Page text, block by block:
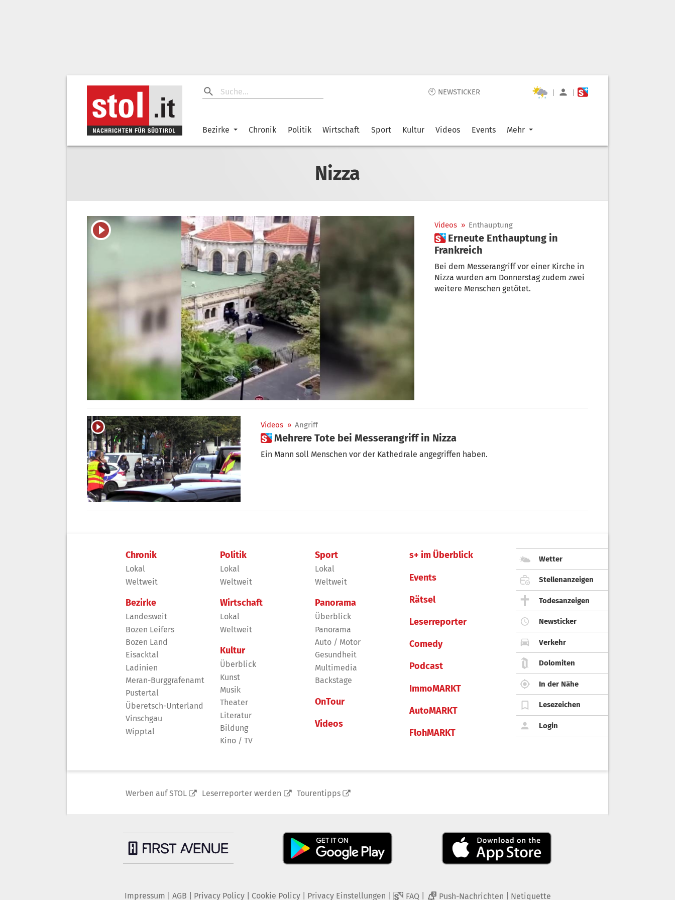
🕙 NEWSTICKER | |
Bezirke Chronik Politik Wirtschaft Sport Kultur Videos Events Mehr
Nizza
Videos » Enthauptung
 Erneute Enthauptung in
Frankreich
Bei dem Messerangriff vor einer Kirche in
Nizza wurden am Donnerstag zudem zwei
weitere Menschen getötet.
Videos » Angriff
 Mehrere Tote bei Messerangriff in Nizza
Ein Mann soll Menschen vor der Kathedrale angegriffen haben.
Chronik
Lokal
Weltweit
Bezirke
Landesweit
Bozen Leifers
Bozen Land
Eisacktal
Ladinien
Meran-Burggrafenamt
Pustertal
Überetsch-Unterland
Vinschgau
Wipptal
Politik
Lokal
Weltweit
Wirtschaft
Lokal
Weltweit
Kultur
Überblick
Kunst
Musik
Theater
Literatur
Bildung
Kino / TV
Sport
Lokal
Weltweit
Panorama
Überblick
Panorama
Auto / Motor
Gesundheit
Multimedia
Backstage
OnTour
Videos
s+ im Überblick
Events
Rätsel
Leserreporter
Comedy
Podcast
ImmoMARKT
AutoMARKT
FlohMARKT
Wetter
Stellenanzeigen
Todesanzeigen
Newsticker
Verkehr
Dolomiten
In der Nähe
Lesezeichen
Login
Werben auf STOL Leserreporter werden Tourentipps
Impressum AGB Privacy Policy| Cookie Policy| Privacy Einstellungen FAQ 2 Push-Nachrichten Netiquette